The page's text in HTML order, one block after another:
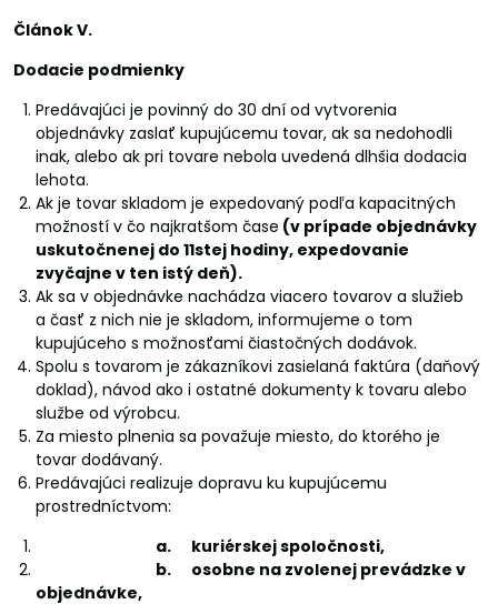
Článok V.
Dodacie podmienky
Predávajúci je povinný do 30 dní od vytvorenia
objednávky zaslať kupujúcemu tovar, ak sa nedohodli
inak, alebo ak pri tovare nebola uvedená dlhšia dodacia
lehota.
Ak je tovar skladom je expedovaný podľa kapacitných
možností v čo najkratšom čase (v prípade objednávky
uskutočnenej do 11stej hodiny, expedovanie
zvyčajne v ten istý deň).
Ak sa v objednávke nachádza viacero tovarov a služieb
a časť z nich nie je skladom, informujeme o tom
kupujúceho s možnosťami čiastočných dodávok.
Spolu s tovarom je zákazníkovi zasielaná faktúra (daňový
doklad), návod ako i ostatné dokumenty k tovaru alebo
službe od výrobcu.
Za miesto plnenia sa považuje miesto, do ktorého je
tovar dodávaný.
Predávajúci realizuje dopravu ku kupujúcemu
prostredníctvom:
a. kuriérskej spoločnosti,
b. osobne na zvolenej prevádzke v
objednávke,